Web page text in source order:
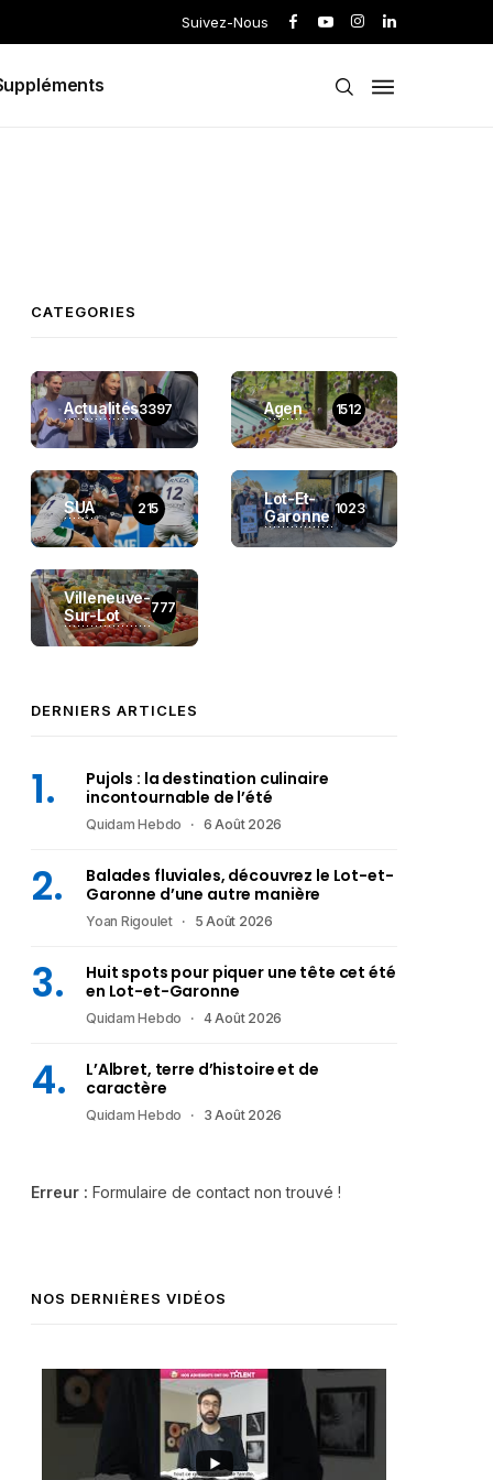
Suivez-Nous
CATEGORIES
Actualités3397 Agen 1512
SUA 215
Lot-Et-
Garonne 1023
Villeneuve-
Sur-Lot
777
DERNIERS ARTICLES
Pujols : la destination culinaire
incontournable de l’été
Quidam Hebdo 6 Août 2026
Balades fluviales, découvrez le Lot-et-
Garonne d’une autre manière
Yoan Rigoulet 5 Août 2026
Huit spots pour piquer une tête cet été
en Lot-et-Garonne
Quidam Hebdo 4 Août 2026
L’Albret, terre d’histoire et de
caractère
Quidam Hebdo 3 Août 2026
Erreur : Formulaire de contact non trouvé !
NOS DERNIÈRES VIDÉOS